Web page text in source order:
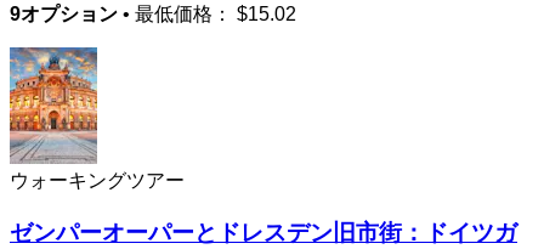
9オプション • 最低価格： $15.02
ウォーキングツアー
ゼンパーオーパーとドレスデン旧市街：ドイツガ